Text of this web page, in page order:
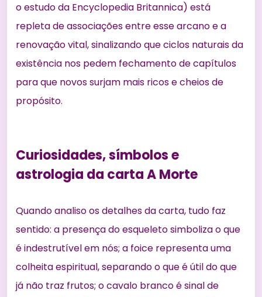
oestudo da Encyclopedia Britannica) está
repleta de associações entre esse arcano e a
renovação vital, sinalizando que ciclos naturais da
existência nos pedem fechamento de capítulos
para que novos surjam mais ricos e cheios de
propósito.
Curiosidades, símbolos e
astrologia da carta A Morte
Quando analiso os detalhes da carta, tudo faz
sentido: a presença do esqueleto simboliza o que
é indestrutível em nós; a foice representa uma
colheita espiritual, separando o que é útil do que
já não traz frutos; o cavalo branco é sinal de